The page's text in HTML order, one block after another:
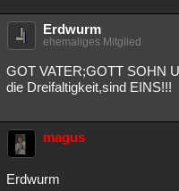
Erdwurm
ehemaliges Mitglied
GOT VATER;GOTT SOHN
die Dreifaltigkeit,sind EINS!!!
magus
Erdwurm